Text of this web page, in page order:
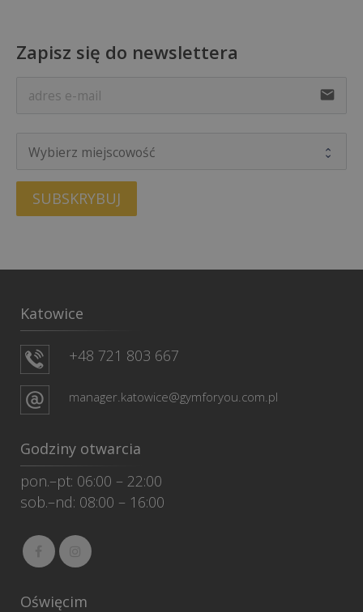
Zapisz się do newslettera
email
SUBSKRYBUJ
Katowice
+48 721 803 667
manager.katowice@gymforyou.com.pl
Godziny otwarcia
pon.–pt: 06:00 – 22:00
sob.–nd: 08:00 – 16:00
Oświęcim